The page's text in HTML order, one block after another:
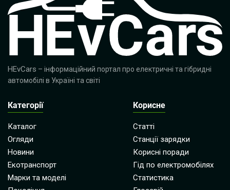
HEvCars – інформаційний портал про електричні та гібридні
автомобілі в Україні та світі
Категорії
Каталог
Огляди
Новини
Екотранспорт
Марки та моделі
Корисне
Статті
Станції зарядки
Корисні поради
Гід по електромобілях
Статистика